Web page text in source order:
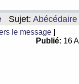
Sujet: Abécédaire
le message ]
Publié: 16